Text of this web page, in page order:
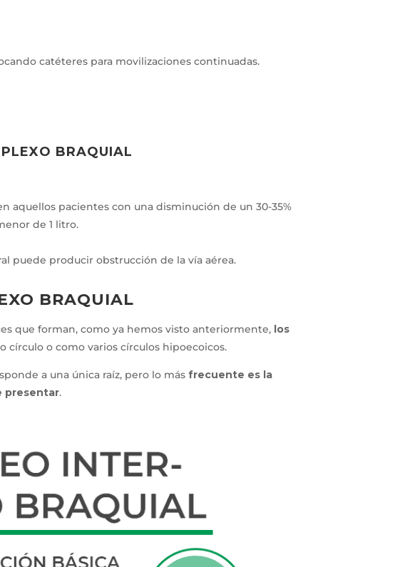
catéteres para movilizaciones continuadas.
BRAQUIAL
aquellos pacientes con una disminución de un 30-35%
de 1 litro.
puede producir obstrucción de la vía aérea.
BRAQUIAL
que forman, como ya hemos visto anteriormente, los
círculo o como varios círculos hipoecoicos.
a una única raíz, pero lo másfrecuente es la
presentar.